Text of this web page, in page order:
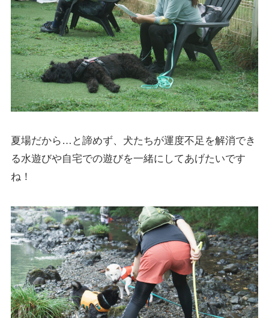
夏場だから…と諦めず、犬たちが運度不足を解消でき
る水遊びや自宅での遊びを一緒にしてあげたいです
ね！